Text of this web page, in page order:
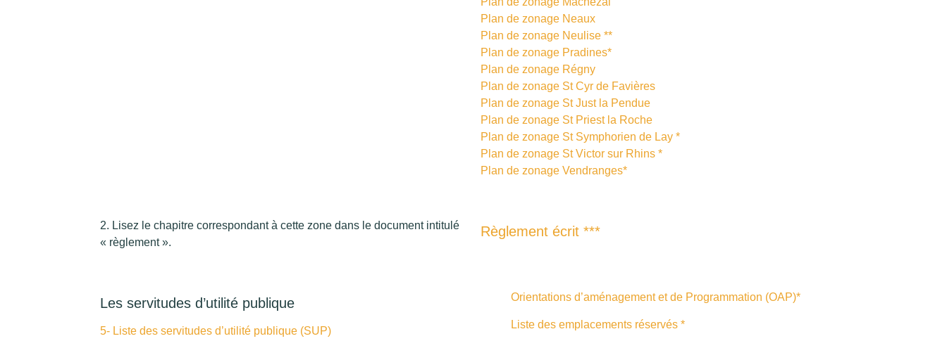
Plan de zonage Neaux
Plan de zonage Neulise **
Plan de zonage Pradines*
Plan de zonage Régny
Plan de zonage St Cyr de Favières
Plan de zonage St Just la Pendue
Plan de zonage St Priest la Roche
Plan de zonage St Symphorien de Lay *
Plan de zonage St Victor sur Rhins *
Plan de zonage Vendranges*
2. Lisez le chapitre correspondant à cette zone dans le document intitulé
« règlement ».
Règlement écrit ***
Les servitudes d’utilité publique
5- Liste des servitudes d’utilité publique (SUP)
Orientations d’aménagement et de Programmation (OAP)*
Liste des emplacements réservés *